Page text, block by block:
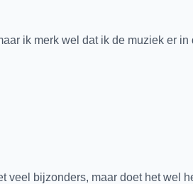
ik merk wel dat ik de muziek er
veel bijzonders, maar doet het wel